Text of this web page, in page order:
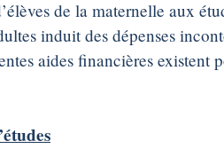
de la maternelle aux
induit des dépenses
aides financières